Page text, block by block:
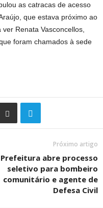
as catracas de acesso
que estava próximo ao
Renata Vasconcellos,
foram chamados à sede
Próximo artigo
Prefeitura abre processo
seletivo para bombeiro
comunitário e agente de
Defesa Civil